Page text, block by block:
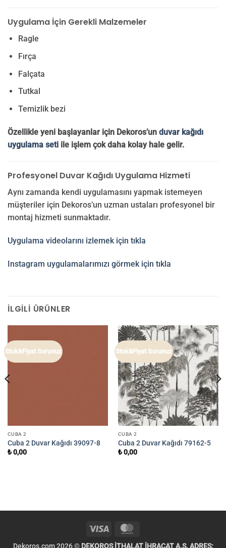
Uygulama İçin Gerekli Malzemeler
Ragle
Fırça
Falçata
Tutkal
Temizlik bezi
Özellikle yeni başlayanlar için Dekoros’un duvar kağıdı
uygulama seti ile işlem çok daha kolay hale gelir.
Profesyonel Duvar Kağıdı Uygulama Hizmeti
Aynı zamanda kendi uygulamasını yapmak istemeyen
müşteriler için Dekoros’un uzman ustaları profesyonel bir
montaj hizmeti sunmaktadır.
Uygulama videolarını izlemek için tıkla
Instagram uygulamalarımızı görmek için tıkla
İLGILI ÜRÜNLER
Stok&Fiyat Sorunuz
CUBA 2
Cuba 2 Duvar Kağıdı 39097-8
₺0,00
Stok&Fiyat Sorunuz
CUBA 2
Cuba 2 Duvar Kağıdı 79162-5
₺0,00
Visa
Dekoros.com 2026 © DEKOROS İTHALAT İHRACAT A.Ş. ADRES: